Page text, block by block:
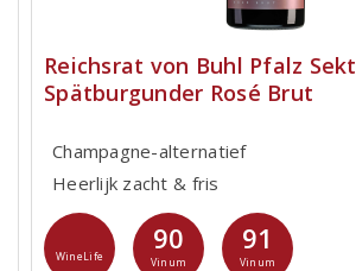
Reichsrat von Buhl Pfalz Sekt
Spätburgunder Rosé Brut
Champagne-alternatief
Heerlijk zacht & fris
WineLife
90
Vinum
91
Vinum